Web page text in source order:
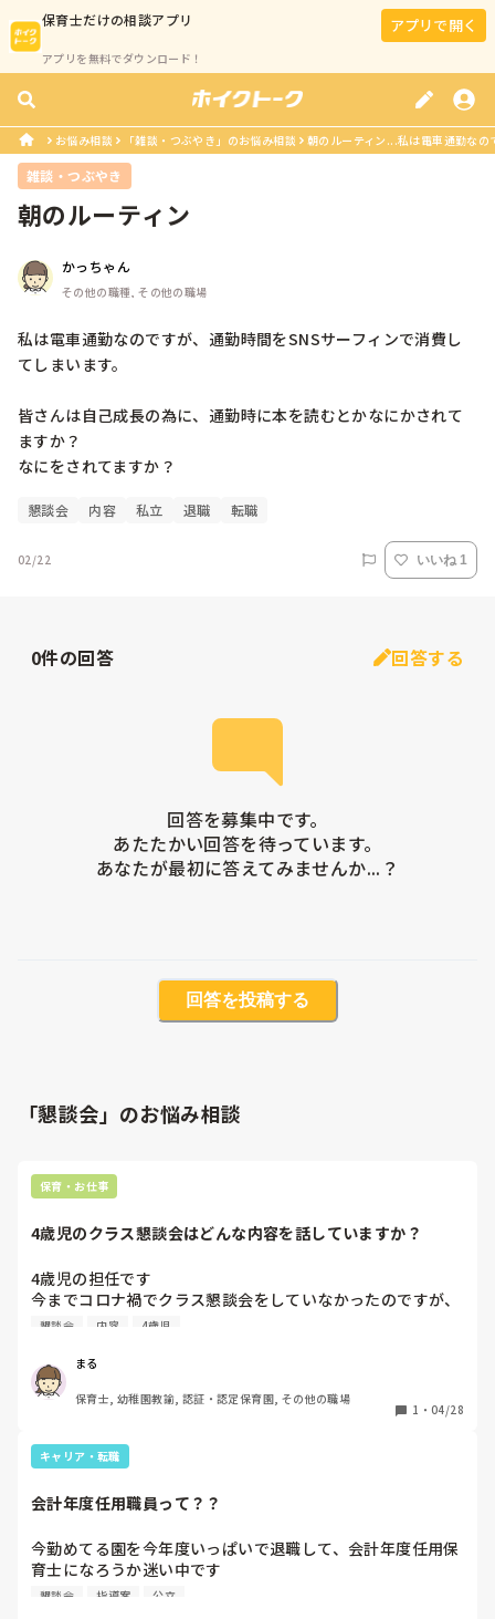
保育士だけの相談アプリ
アプリを無料でダウンロード！
アプリで開く
お悩み相談 「雑談・つぶやき」のお悩み相談 朝のルーティン...私は電車通勤な
雑談・つぶやき
朝のルーティン
かっちゃん
その他の職種, その他の職場
私は電車通勤なのですが、通勤時間をSNSサーフィンで消費し
てしまいます。
皆さんは自己成長の為に、通勤時に本を読むとかなにかされて
ますか？
なにをされてますか？
懇談会 内容 私立 退職 転職
02/22 いいね 1
0件の回答 回答する
回答を募集中です。
あたたかい回答を待っています。
あなたが最初に答えてみませんか...？
回答を投稿する
「懇談会」のお悩み相談
保育・お仕事
4歳児のクラス懇談会はどんな内容を話していますか？
4歳児の担任です
今までコロナ禍でクラス懇談会をしていなかったのですが、
今年度から行うことになりました。以上児クラスになってか
皆さんはどんな内容で行っていますか。
私はクラス懇談会をする前に、保護者の皆さんにアンケート
をとってどんなことを話し合いたいか聞いて、それを基に進
懇談会 内容 4歳児
まる
保育士, 幼稚園教諭, 認証・認定保育園, その他の職場
1 ・ 04/28
キャリア・転職
会計年度任用職員って？？
今勤めてる園を今年度いっぱいで退職して、会計年度任用保
育士になろうか迷い中です
会計年度任用保育士（フルタイム）の仕事内容（主担になる
懇談会 指導案 公立